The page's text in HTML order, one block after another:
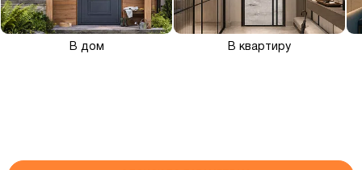
В дом В квартиру